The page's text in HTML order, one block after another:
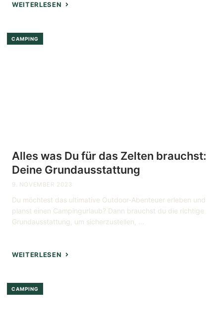
WEITERLESEN
CAMPING
Alles was Du für das Zelten brauchst:
Deine Grundausstattung
9. NOVEMBER 2023
Du möchtest das ultimative Outdoor-Abenteuer erleben und
planst einen Campingurlaub? Dann brauchst du die richtige
Grundausstattung, um sicherzustellen, ...
WEITERLESEN
CAMPING